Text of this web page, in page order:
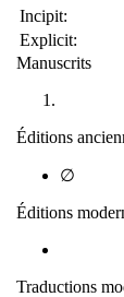
Incipit:
Explicit:
Manuscrits
Éditions
∅
Éditions
Traductions